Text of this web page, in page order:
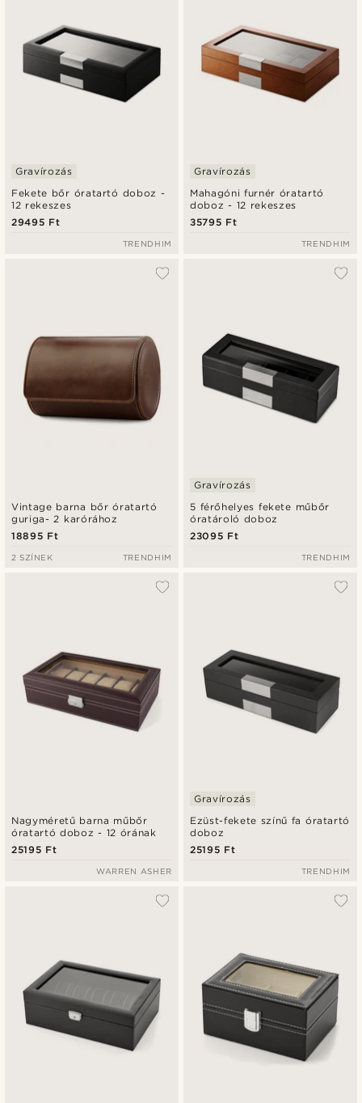
Fekete bőr óratartó doboz -
12 rekeszes
Gravírozás
29495 Ft
TRENDHIM
Mahagóni furnér óratartó
doboz - 12 rekeszes
Gravírozás
35795 Ft
TRENDHIM
Vintage barna bőr óratartó
guriga- 2 karórához
18895 Ft
2 SZÍNEK TRENDHIM
5 férőhelyes fekete műbőr
óratároló doboz
Gravírozás
23095 Ft
TRENDHIM
Nagyméretű barna műbőr
óratartó doboz - 12 órának
25195 Ft
WARREN ASHER
Ezüst-fekete színű fa óratartó
doboz
Gravírozás
25195 Ft
TRENDHIM